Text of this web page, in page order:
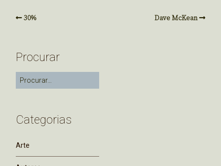
30% Dave McKean
Procurar
Categorias
Arte